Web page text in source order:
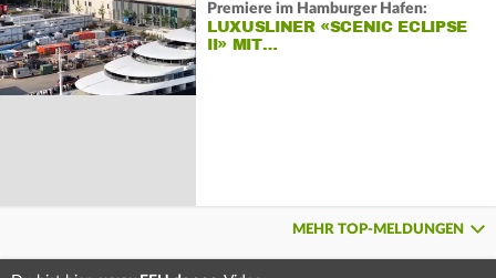
Premiere im Hamburger Hafen:
LUXUSLINER «SCENIC ECLIPSE
II» MIT…
MEHR TOP-MELDUNGEN